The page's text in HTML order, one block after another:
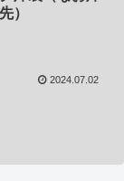
）
2024.07.02